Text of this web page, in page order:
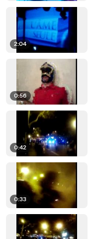
2:04
0:56
0:42
0:33